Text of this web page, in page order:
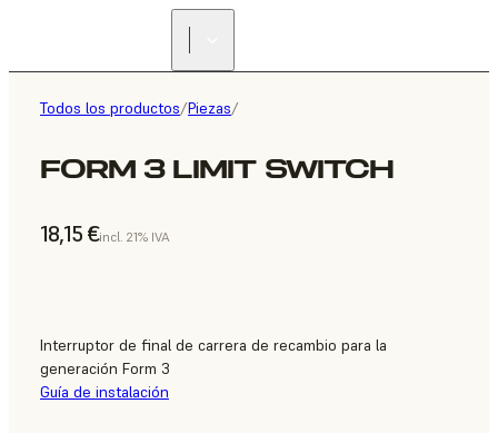
Todos los productos/Piezas/
FORM 3 LIMIT SWITCH
18,15 €incl. 21% IVA
Interruptor de final de carrera de recambio para la
generación Form 3
Guía de instalación